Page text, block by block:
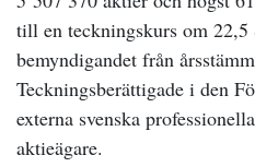
till en teckningskurs om
bemyndigandet från
Teckningsberättigade i den
externa svenska
aktieägare.